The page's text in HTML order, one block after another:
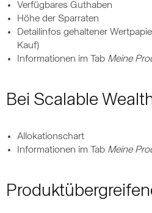
Verfügbares Guthaben
Höhe der Sparraten
Detailinfos gehaltener
Kauf)
Informationen im Tab Meine
Bei Scalable
Allokationschart
Informationen im Tab Meine